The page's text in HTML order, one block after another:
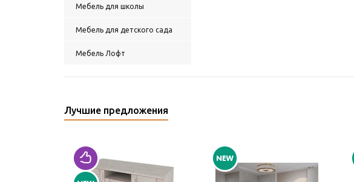
Мебель для школы
Мебель для детского сада
Мебель Лофт
Лучшие предложения